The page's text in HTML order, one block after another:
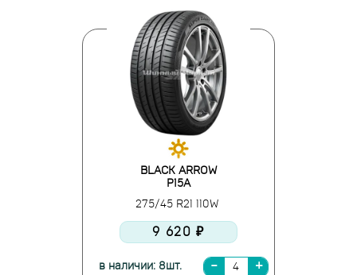
BLACK ARROW
P15A
275/45 R21 110W
9 620 ₽
в наличии: 8шт.